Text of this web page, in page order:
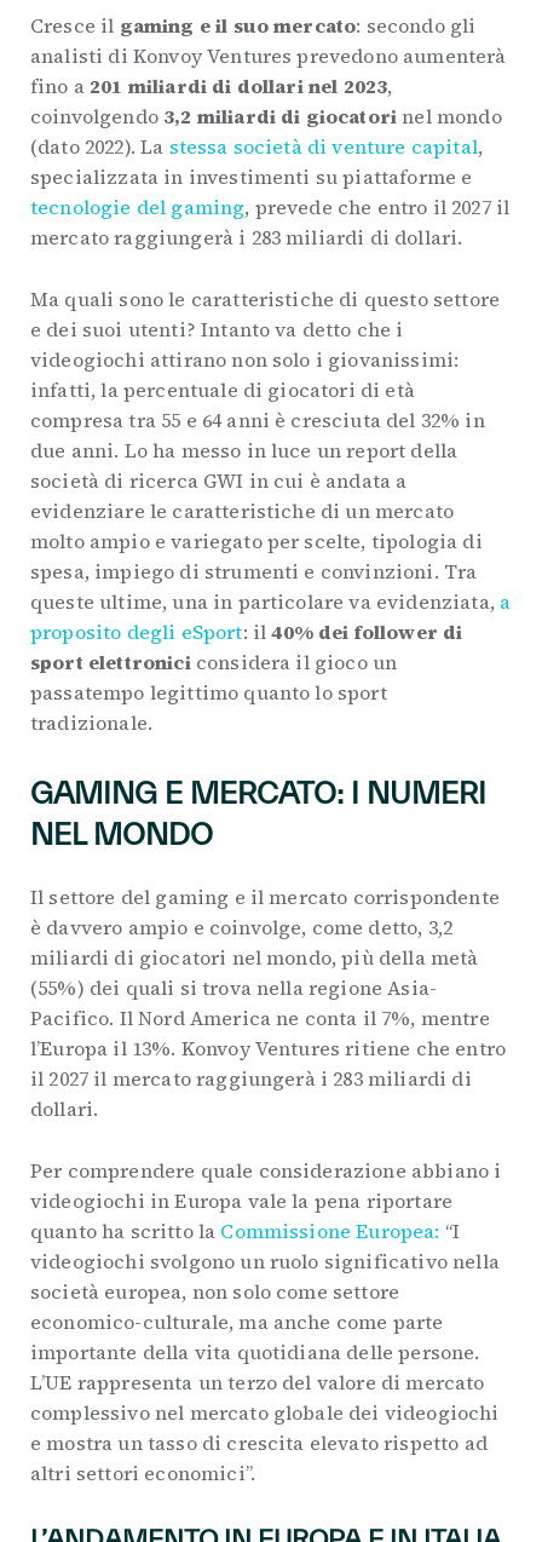
Cresce il gaming e il suo mercato: secondo gli
analisti di Konvoy Ventures prevedono aumenterà
fino a 201 miliardi di dollari nel 2023,
coinvolgendo 3,2 miliardi di giocatorinel mondo
(dato 2022). La stessa società di venture capital,
specializzata in investimenti su piattaforme e
tecnologie del gaming, prevede che entro il 2027 il
mercato raggiungerà i 283 miliardi di dollari.
Ma quali sono le caratteristiche di questo settore
e dei suoi utenti? Intanto va detto che i
videogiochi attirano non solo i giovanissimi:
infatti, la percentuale di giocatori di età
compresa tra 55 e 64 anni è cresciuta del 32% in
due anni. Lo ha messo in luce un report della
società di ricerca GWI in cui è andata a
evidenziare le caratteristiche di un mercato
molto ampio e variegato per scelte, tipologia di
spesa, impiego di strumenti e convinzioni. Tra
queste ultime, una in particolare va evidenziata, a
proposito degli eSport: il40% dei follower di
sport elettroniciconsidera il gioco un
passatempo legittimo quanto lo sport
tradizionale.
GAMING E MERCATO: I NUMERI
NEL MONDO
Il settore del gaming e il mercato corrispondente
è davvero ampio e coinvolge, come detto, 3,2
miliardi di giocatori nel mondo, più della metà
(55%) dei quali si trova nella regione Asia-
Pacifico. Il Nord America ne conta il 7%, mentre
l’Europa il 13%. Konvoy Ventures ritiene che entro
il 2027 il mercato raggiungerà i 283 miliardi di
dollari.
Per comprendere quale considerazione abbiano i
videogiochi in Europa vale la pena riportare
quanto ha scritto la Commissione Europea: “I
videogiochi svolgono un ruolo significativo nella
società europea, non solo come settore
economico-culturale, ma anche come parte
importante della vita quotidiana delle persone.
L’UE rappresenta un terzo del valore di mercato
complessivo nel mercato globale dei videogiochi
e mostra un tasso di crescita elevato rispetto ad
altri settori economici”.